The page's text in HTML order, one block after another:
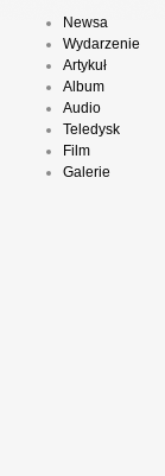
Newsa
Wydarzenie
Artykuł
Album
Audio
Teledysk
Film
Galerie